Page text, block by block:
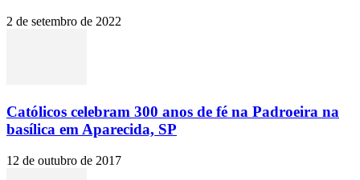
2 de setembro de 2022
Católicos celebram 300 anos de fé na Padroeira na
basílica em Aparecida, SP
12 de outubro de 2017